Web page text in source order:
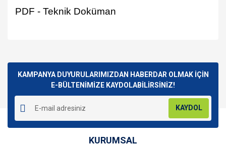
PDF - Teknik Doküman
Yorum Yaz
kullanarak tarafımıza iletebilirsiniz.
Görüş ve önerileriniz için teşekkür ederiz.
Ürün resmi kalitesiz, bozuk veya görüntülenemiyor.
Ürün açıklamasında eksik bilgiler bulunuyor.
Ürün bilgilerinde hatalar bulunuyor.
Ürün fiyatı diğer sitelerden daha pahalı.
KAMPANYA DUYURULARIMIZDAN HABERDAR OLMAK İÇİN
E-BÜLTENİMİZE KAYDOLABİLİRSİNİZ!
KAYDOL
KURUMSAL